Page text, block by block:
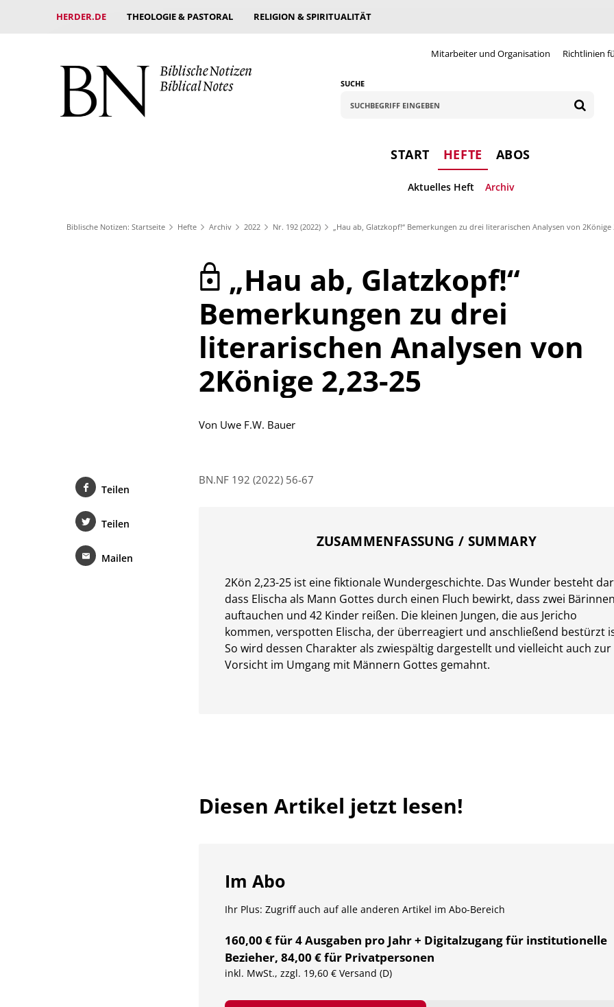
HERDER.DE THEOLOGIE & PASTORAL RELIGION & SPIRITUALITÄT
Mitarbeiter und Organisation Richtlinien
SUCHE
START HEFTE ABOS
Aktuelles Heft Archiv
Biblische Notizen: Startseite Hefte Archiv 2022 Nr. 192 (2022) „Hau ab, Glatzkopf!“ Bemerkungen zu drei literarischen Analysen von 2Könige
„Hau ab, Glatzkopf!“
Bemerkungen zu drei
literarischen Analysen von
2Könige 2,23-25
Von Uwe F.W. Bauer
BN.NF 192 (2022) 56-67
ZUSAMMENFASSUNG / SUMMARY
2Kön 2,23-25 ist eine fiktionale Wundergeschichte. Das Wunder besteht
dass Elischa als Mann Gottes durch einen Fluch bewirkt, dass zwei
auftauchen und 42 Kinder reißen. Die kleinen Jungen, die aus Jericho
kommen, verspotten Elischa, der überreagiert und anschließend bestürzt
So wird dessen Charakter als zwiespältig dargestellt und vielleicht auch zur
Vorsicht im Umgang mit Männern Gottes gemahnt.
Diesen Artikel jetzt lesen!
Im Abo
Ihr Plus: Zugriff auch auf alle anderen Artikel im Abo-Bereich
160,00 € für 4 Ausgaben pro Jahr + Digitalzugang für institutionelle
Bezieher, 84,00 € für Privatpersonen
inkl. MwSt., zzgl. 19,60 € Versand (D)
Teilen
Teilen
Mailen